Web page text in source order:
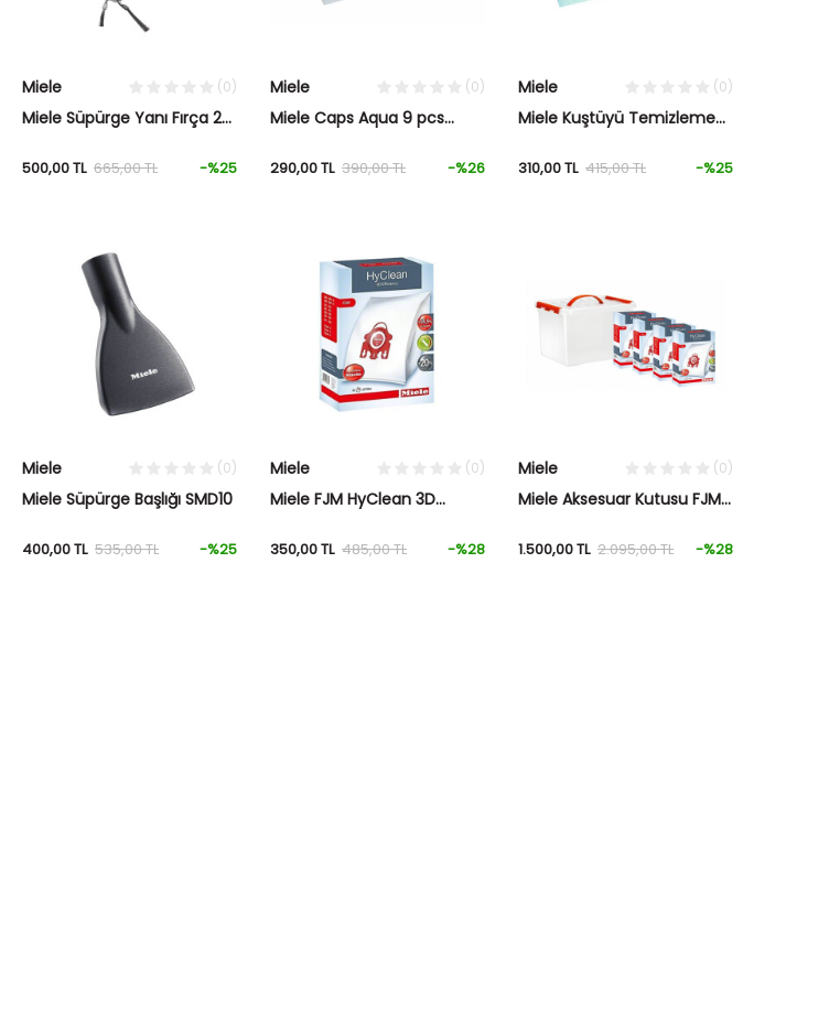
Miele (0)
Miele Süpürge Yanı Fırça 2
500,00TL 665,00TL -%25
Miele (0)
Miele Caps Aqua 9 pcs
290,00TL 390,00TL -%26
Miele (0)
Miele Kuştüyü Temizleme
310,00TL 415,00TL -%25
Miele (0)
Miele Süpürge Başlığı SMD10
400,00TL 535,00TL -%25
Miele (0)
Miele FJM HyClean 3D
350,00TL 485,00TL -%28
Miele (0)
Miele Aksesuar Kutusu FJM
1.500,00TL 2.095,00TL -%28